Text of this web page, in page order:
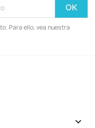
Para ello, vea nuestra
